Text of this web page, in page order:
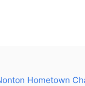
Hometown